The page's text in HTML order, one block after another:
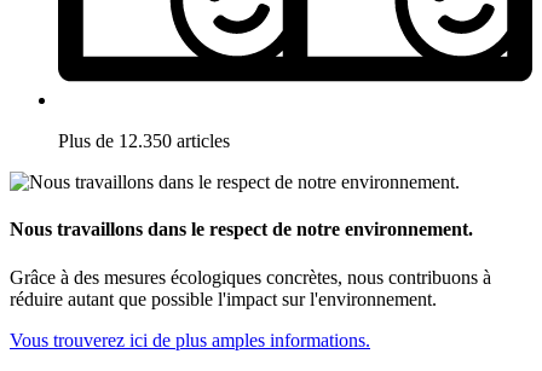
Plus de 12.350 articles
Nous travaillons dans le respect de notre environnement.
Grâce à des mesures écologiques concrètes, nous contribuons à
réduire autant que possible l'impact sur l'environnement.
Vous trouverez ici de plus amples informations.